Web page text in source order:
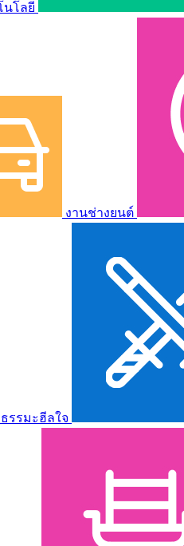
นโลยี
งานช่างยนต์
ธรรมะฮีลใจ